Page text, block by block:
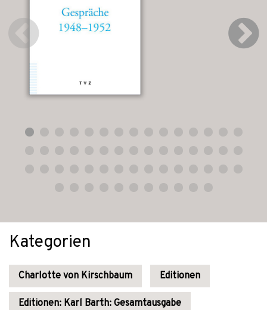
Kategorien
Charlotte von Kirschbaum Editionen
Editionen: Karl Barth: Gesamtausgabe